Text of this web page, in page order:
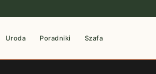
Uroda Poradniki Szafa